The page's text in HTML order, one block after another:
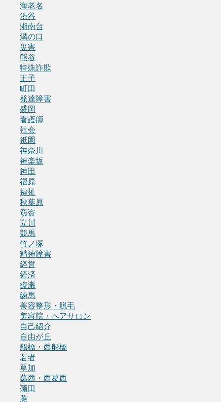
海老名
渋谷
湘南台
溝の口
災害
熊谷
特殊詐欺
王子
町田
発達障害
盛岡
看護師
社会
祇園
神奈川
神楽坂
神田
福原
福祉
秋葉原
窃盗
立川
競馬
竹ノ塚
精神障害
経営
経済
綾瀬
練馬
美容整形・脱毛
美容院・ヘアサロン
自己紹介
自由が丘
船橋・西船橋
若者
草加
葛西・西葛西
蒲田
蕨